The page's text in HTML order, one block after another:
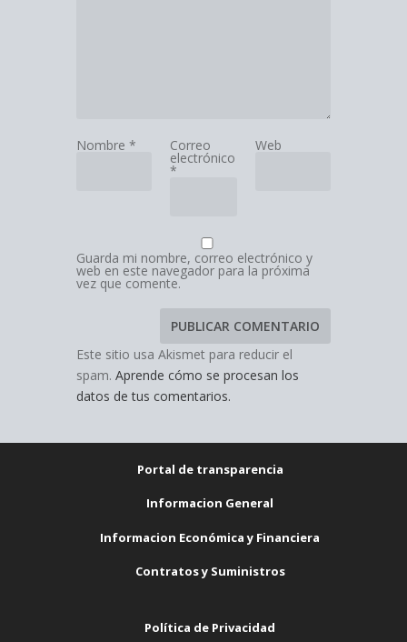
Nombre * Correo
electrónico
*
Web
Guarda mi nombre, correo electrónico y
web en este navegador para la próxima
vez que comente.
Este sitio usa Akismet para reducir el
spam. Aprende cómo se procesan los
datos de tus comentarios.
Portal de transparencia
Informacion General
Informacion Económica y Financiera
Contratos y Suministros
Política de Privacidad